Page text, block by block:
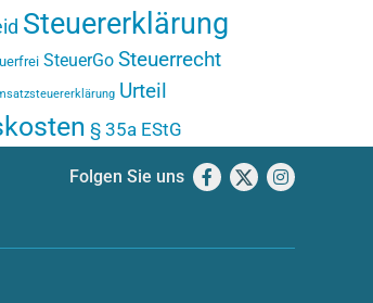
Steuererklärung
SteuerGo Steuerrecht
Urteil
§ 35a EStG
Folgen Sie uns Facebook
X Instagram